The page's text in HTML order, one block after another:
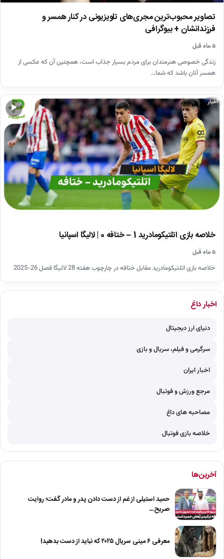
تصاویر محبوب‌ترین مجری‌های تلویزیونی در کنار همسر و
فرزندانشان + بیوگرافی
۵ ماه قبل
زندگی خصوصی هنرمندان برای مردم بسیار جذاب است، همچنین آن که عکسی از
همسر آنان باشد که شما…
▶
اخبار
خلاصه بازی اتلتیکومادرید 1 – ختافه 0 | لالیگا اسپانیا
۵ ماه قبل
خلاصه بازی اتلتیکومادرید مقابل ختافه در چارچوب هفته 28 لالیگا فصل 26-2025
اخبار داغ
دنیای ارز دیجیتال
سرگرمی و فیلم، سریال و بازی
اخبار ایران
مرجع ورزش و فوتبال
مصاحبه های داغ
خلاصه بازی فوتبال
آخرین‌ها
حمید استیلی از غم از دست دادن پدر و مادر گفت؛ روایت
صریح…
معرفی ۶ مینی سریال ۲۰۲۵ که نباید از دست بدهید!